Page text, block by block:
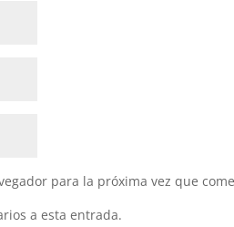
para la próxima vez que
a esta entrada.